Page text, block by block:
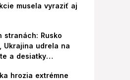
musela vyraziť aj
stranách: Rusko
Ukrajina udrela na
a desiatky
hrozia extrémne